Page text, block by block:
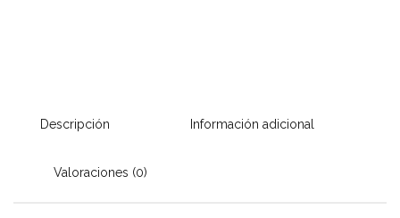
Descripción Información adicional
Valoraciones (0)